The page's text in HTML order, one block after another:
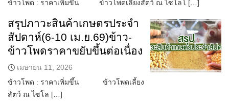
ข้าวโพด : ราคาเพิ่มขึ้น ข้าวโพดเลี้ยงสัตว์ ณ ไซโลโ […]
สรุปภาวะสินค้าเกษตรประจำ
สัปดาห์(6-10 เม.ย.69)ข้าว-
ข้าวโพดราคาขยับขึ้นต่อเนื่อง
เมษายน 11, 2026
ข้าวโพด : ราคาเพิ่มขึ้น ข้าวโพดเลี้ยง
สัตว์ ณ ไซโล […]